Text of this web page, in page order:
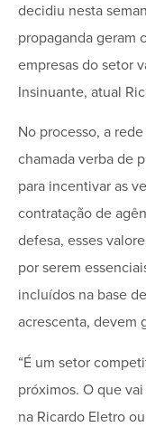
decidiu nesta
propaganda geram
empresas do setor
Insinuante, atual
No processo, a
chamada verba de
para incentivar as
contratação de
defesa, esses
por serem
incluídos na base
acrescenta, devem
“É um setor
próximos. O que
na Ricardo Eletro